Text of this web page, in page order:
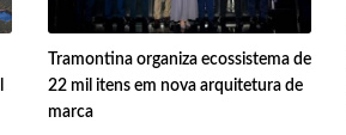
Tramontina organiza ecossistema de
22 mil itens em nova arquitetura de
marca